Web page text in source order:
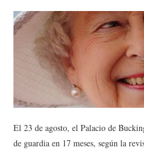
El 23 de agosto, el Palacio de
de guardia en 17 meses, según la